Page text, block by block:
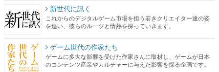
新世代に訊く
これからのデジタルゲーム市場を担う若きクリエイター達の姿
を追い、彼らのルーツと情熱を探っていきます。
ゲーム世代の作家たち
ゲームに多大な影響を受けた作家さんに取材し、ゲームが日本
のコンテンツ産業やカルチャーに与えた影響を探る企画です。